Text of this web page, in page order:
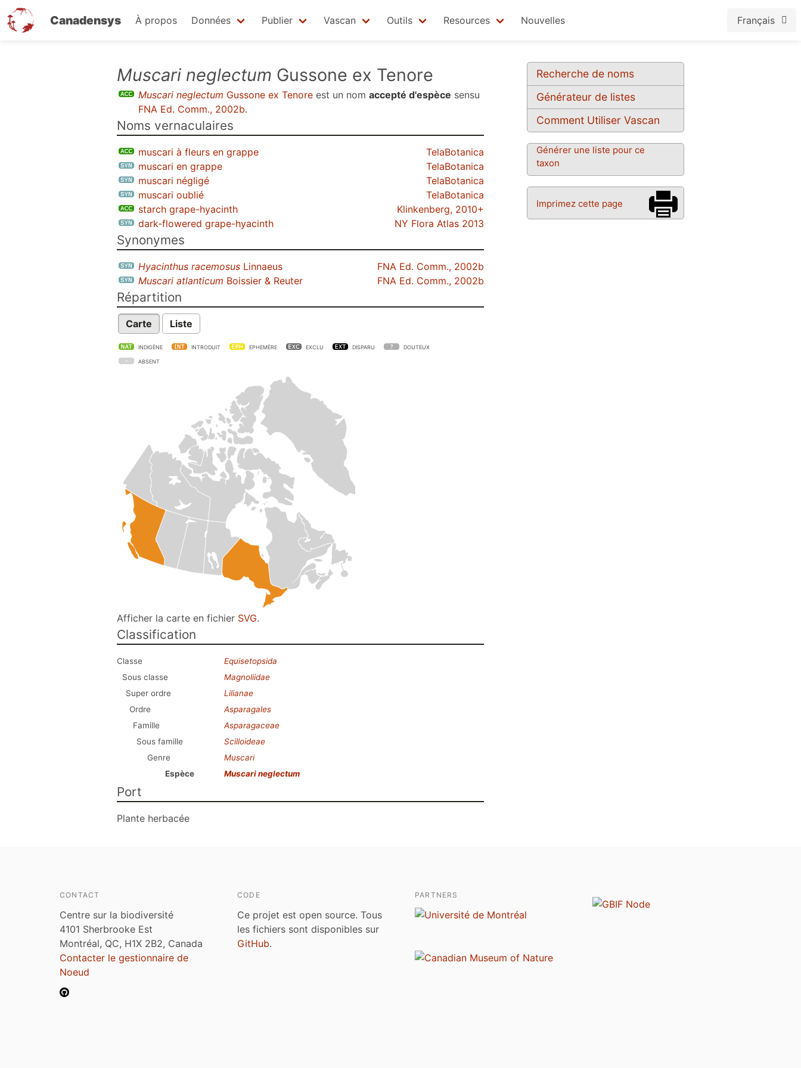
Canadensys À propos Données Publier Vascan Outils Resources Nouvelles Français
Recherche de noms
Générateur de listes
Comment Utiliser Vascan
Générer une liste pour ce
taxon
Imprimez cette page
Muscari neglectum Gussone ex Tenore
Muscari neglectum Gussone ex Tenore est un nom accepté d'espèce sensu
FNA Ed. Comm., 2002b.
Noms vernaculaires
muscari à fleurs en grappe
TelaBotanica
muscari en grappe
TelaBotanica
muscari négligé
TelaBotanica
muscari oublié
TelaBotanica
starch grape-hyacinth
Klinkenberg, 2010+
dark-flowered grape-hyacinth
NY Flora Atlas 2013
Synonymes
Hyacinthus racemosus Linnaeus
FNA Ed. Comm., 2002b
Muscari atlanticum Boissier & Reuter FNA Ed. Comm., 2002b
Répartition
Carte Liste
INDIGÈNE INTRODUIT EPHEMÈRE EXCLU DISPARU DOUTEUX
ABSENT
Afficher la carte en fichier SVG.
Classification
Classe
Equisetopsida
Sous classe
Magnoliidae
Super ordre
Lilianae
Ordre
Asparagales
Famille
Asparagaceae
Sous famille
Scilloideae
Genre
Muscari
Espèce
Muscari neglectum
Port
Plante herbacée
CONTACT
Centre sur la biodiversité
4101 Sherbrooke Est
Montréal, QC, H1X 2B2, Canada
Contacter le gestionnaire de
Noeud
CODE
Ce projet est open source. Tous
les fichiers sont disponibles sur
GitHub.
PARTNERS